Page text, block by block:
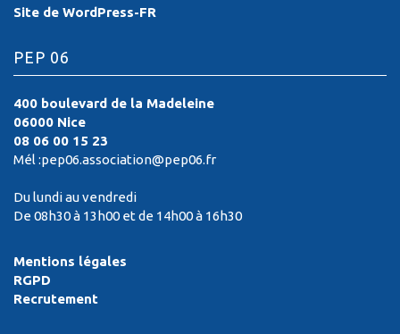
Site de WordPress-FR
PEP 06
400 boulevard de la Madeleine
06000 Nice
08 06 00 15 23
Mél :pep06.association@pep06.fr
Du lundi au vendredi
De 08h30 à 13h00 et de 14h00 à 16h30
Mentions légales
RGPD
Recrutement